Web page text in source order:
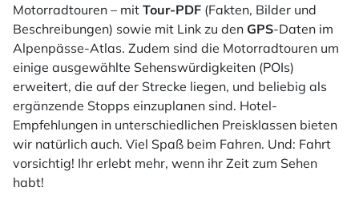
Motorradtouren – mit Tour-PDF (Fakten, Bilder und
Beschreibungen) sowie mit Link zu den GPS-Daten im
Alpenpässe-Atlas. Zudem sind die Motorradtouren um
einige ausgewählte Sehenswürdigkeiten (POIs)
erweitert, die auf der Strecke liegen, und beliebig als
ergänzende Stopps einzuplanen sind. Hotel-
Empfehlungen in unterschiedlichen Preisklassen bieten
wir natürlich auch. Viel Spaß beim Fahren. Und: Fahrt
vorsichtig! Ihr erlebt mehr, wenn ihr Zeit zum Sehen
habt!